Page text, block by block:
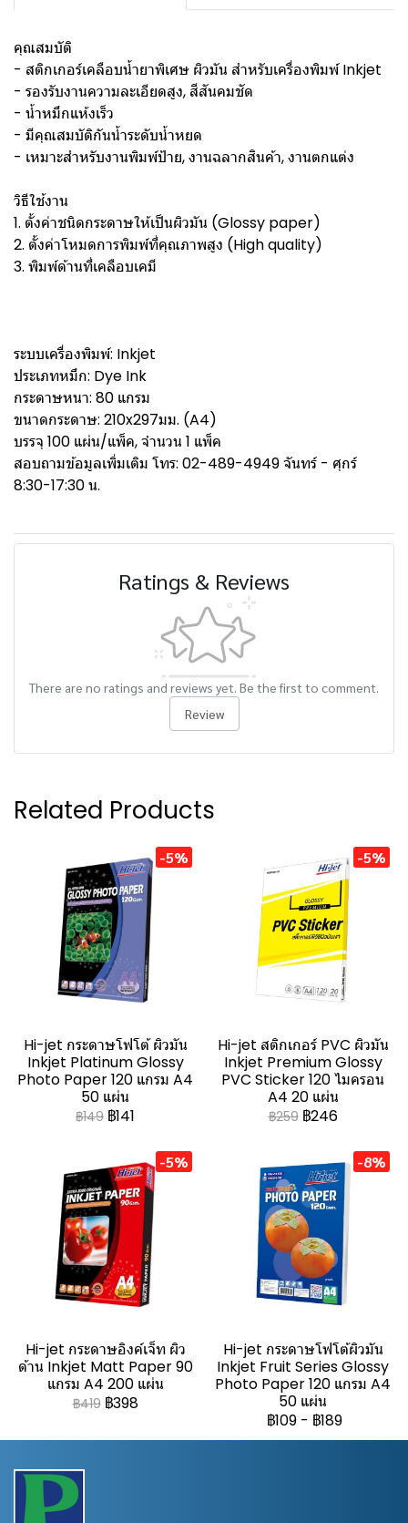
คุณสมบัติ
- สติกเกอร์เคลือบน้ำยาพิเศษ ผิวมัน สำหรับเครื่องพิมพ์ Inkjet
- รองรับงานความละเอียดสูง, สีสันคมชัด
- น้ำหมึกแห้งเร็ว
- มีคุณสมบัติกันน้ำระดับน้ำหยด
- เหมาะสำหรับงานพิมพ์ป้าย, งานฉลากสินค้า, งานตกแต่ง
วิธีใช้งาน
1. ตั้งค่าชนิดกระดาษให้เป็นผิวมัน (Glossy paper)
2. ตั้งค่าโหมดการพิมพ์ที่คุณภาพสูง (High quality)
3. พิมพ์ด้านที่เคลือบเคมี
ระบบเครื่องพิมพ์: Inkjet
ประเภทหมึก: Dye Ink
กระดาษหนา: 80 แกรม
ขนาดกระดาษ: 210x297มม. (A4)
บรรจุ 100 แผ่น/แพ็ค, จำนวน 1 แพ็ค
สอบถามข้อมูลเพิ่มเติม โทร: 02-489-4949 จันทร์ - ศุกร์
8:30-17:30 น.
Ratings & Reviews
There are no ratings and reviews yet. Be the first to comment.
Review
Related Products
-5%
Hi-jet กระดาษโฟโต้ ผิวมัน
Inkjet Platinum Glossy
Photo Paper 120 แกรม A4
50 แผ่น
฿149 ฿141
-5%
Hi-jet สติกเกอร์ PVC ผิวมัน
Inkjet Premium Glossy
PVC Sticker 120 ไมครอน
A4 20 แผ่น
฿259 ฿246
-5%
Hi-jet กระดาษอิงค์เจ็ท ผิว
ด้าน Inkjet Matt Paper 90
แกรม A4 200 แผ่น
฿419 ฿398
-8%
Hi-jet กระดาษโฟโต้ผิวมัน
Inkjet Fruit Series Glossy
Photo Paper 120 แกรม A4
50 แผ่น
฿109 - ฿189